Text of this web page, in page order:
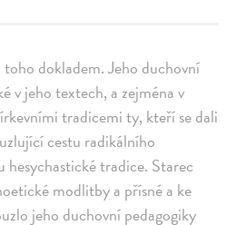
dokladem. Jeho duchovní
v jeho textech, a zejména v
tradicemi ty, kteří se dali
cestu radikálního
hesychastické tradice. Starec
modlitby a přísné a ke
jeho duchovní pedagogiky